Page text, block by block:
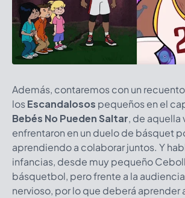
Además, contaremos con un
losEscandalosos pequeños en el
Bebés No Pueden Saltar, de aquella
enfrentaron en un duelo de básquet
aprendiendo a colaborar juntos. Y
infancias, desde muy pequeño
básquetbol, pero frente a la
nervioso, por lo que deberá aprender